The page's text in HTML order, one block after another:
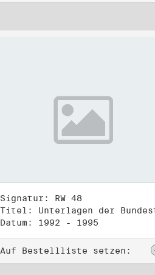
Signatur: RW 48
Datum: 1992 - 1995
Auf Bestellliste setzen: